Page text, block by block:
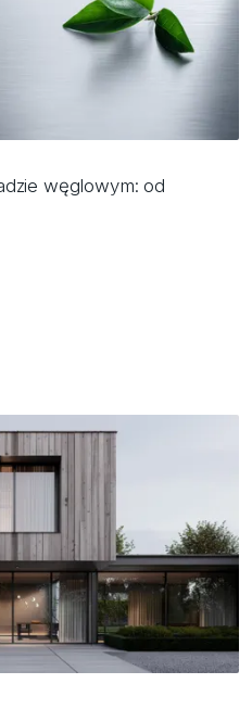
węglowym: od